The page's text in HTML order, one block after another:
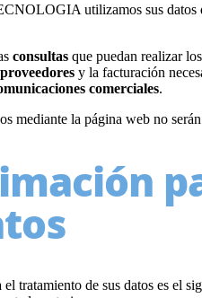
utilizamos sus datos
consultas que puedan realizar
proveedores y la facturación
comerciales.
mediante la página web no
el tratamiento de sus datos es el